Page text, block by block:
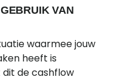
VAN
waarmee jouw
heeft is
de cashflow